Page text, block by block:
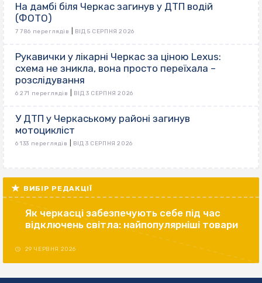
На дамбі біля Черкас загинув у ДТП водій
(ФОТО)
7 786 переглядів ВІД 5 СЕРПНЯ 2026
Рукавички у лікарні Черкас за ціною Lexus:
схема не зникла, вона просто переїхала –
розслідування
6 271 переглядів ВІД 3 СЕРПНЯ 2026
У ДТП у Черкаському районі загинув
мотоцикліст
6 133 переглядів ВІД 3 СЕРПНЯ 2026
ВИБІР РЕДАКЦІЇ
Як черкасці забезпечують себе під час
відключень світла: найпопулярніші товари
29 ЧЕРВНЯ 2026